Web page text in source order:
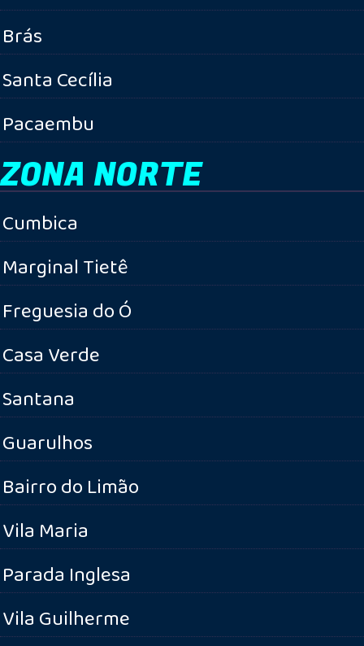
Brás
Santa Cecília
Pacaembu
ZONA NORTE
Cumbica
Marginal Tietê
Freguesia do Ó
Casa Verde
Santana
Guarulhos
Bairro do Limão
Vila Maria
Parada Inglesa
Vila Guilherme